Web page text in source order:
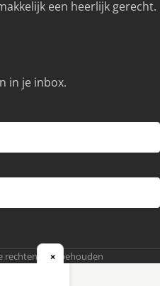
een heerlijk gerecht.
in je inbox.
rechten voorbehouden
×